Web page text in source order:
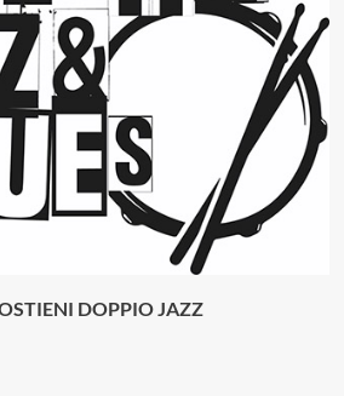
DOPPIO JAZZ